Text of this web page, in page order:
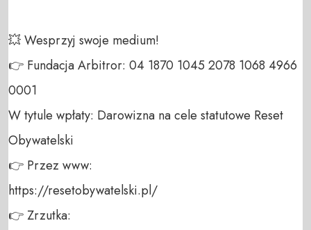
💥 Wesprzyj swoje medium!
👉 Fundacja Arbitror: 04 1870 1045 2078 1068 4966
0001
W tytule wpłaty: Darowizna na cele statutowe Reset
Obywatelski
👉 Przez www:
https://resetobywatelski.pl/
👉 Zrzutka: